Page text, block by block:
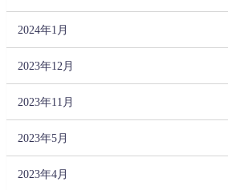
2024年1月
2023年12月
2023年11月
2023年5月
2023年4月